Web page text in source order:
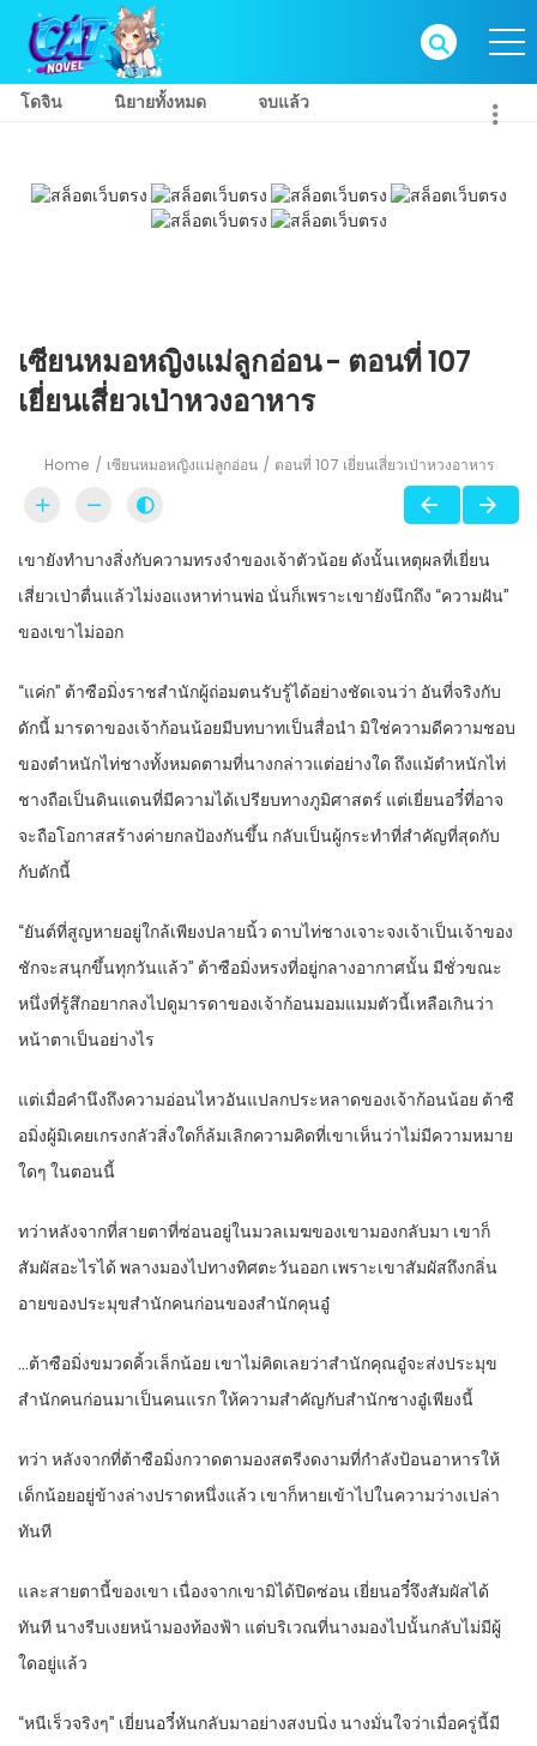
โดจิน นิยายทั้งหมด จบแล้ว
เซียนหมอหญิงแม่ลูกอ่อน - ตอนที่ 107
เยี่ยนเสี่ยวเป่าหวงอาหาร
Home เซียนหมอหญิงแม่ลูกอ่อน ตอนที่ 107 เยี่ยนเสี่ยวเป่าหวงอาหาร
เขายังทำบางสิ่งกับความทรงจำของเจ้าตัวน้อย ดังนั้นเหตุผลที่เยี่ยน
เสี่ยวเป่าตื่นแล้วไม่งอแงหาท่านพ่อ นั่นก็เพราะเขายังนึกถึง “ความฝัน”
ของเขาไม่ออก
“แค่ก” ต้าซือมิ่งราชสำนักผู้ถ่อมตนรับรู้ได้อย่างชัดเจนว่า อันที่จริงกับ
ดักนี้ มารดาของเจ้าก้อนน้อยมีบทบาทเป็นสื่อนำ มิใช่ความดีความชอบ
ของตำหนักไท่ชางทั้งหมดตามที่นางกล่าวแต่อย่างใด ถึงแม้ตำหนักไท่
ชางถือเป็นดินแดนที่มีความได้เปรียบทางภูมิศาสตร์ แต่เยี่ยนอวี๋ที่อาจ
จะถือโอกาสสร้างค่ายกลป้องกันขึ้น กลับเป็นผู้กระทำที่สำคัญที่สุดกับ
กับดักนี้
“ยันต์ที่สูญหายอยู่ใกล้เพียงปลายนิ้ว ดาบไท่ชางเจาะจงเจ้าเป็นเจ้าของ
ชักจะสนุกขึ้นทุกวันแล้ว” ต้าซือมิ่งหรงที่อยู่กลางอากาศนั้น มีชั่วขณะ
หนึ่งที่รู้สึกอยากลงไปดูมารดาของเจ้าก้อนมอมแมมตัวนี้เหลือเกินว่า
หน้าตาเป็นอย่างไร
แต่เมื่อคำนึงถึงความอ่อนไหวอันแปลกประหลาดของเจ้าก้อนน้อย ต้าซื
อมิ่งผู้มิเคยเกรงกลัวสิ่งใดก็ล้มเลิกความคิดที่เขาเห็นว่าไม่มีความหมาย
ใดๆ ในตอนนี้
ทว่าหลังจากที่สายตาที่ซ่อนอยู่ในมวลเมฆของเขามองกลับมา เขาก็
สัมผัสอะไรได้ พลางมองไปทางทิศตะวันออก เพราะเขาสัมผัสถึงกลิ่น
อายของประมุขสำนักคนก่อนของสำนักคุนอู๋
…ต้าซือมิ่งขมวดคิ้วเล็กน้อย เขาไม่คิดเลยว่าสำนักคุณอู๋จะส่งประมุข
สำนักคนก่อนมาเป็นคนแรก ให้ความสำคัญกับสำนักชางอู๋เพียงนี้
ทว่า หลังจากที่ต้าซือมิ่งกวาดตามองสตรีงดงามที่กำลังป้อนอาหารให้
เด็กน้อยอยู่ข้างล่างปราดหนึ่งแล้ว เขาก็หายเข้าไปในความว่างเปล่า
ทันที
และสายตานี้ของเขา เนื่องจากเขามิได้ปิดซ่อน เยี่ยนอวี๋จึงสัมผัสได้
ทันที นางรีบเงยหน้ามองท้องฟ้า แต่บริเวณที่นางมองไปนั้นกลับไม่มีผู้
ใดอยู่แล้ว
“หนีเร็วจริงๆ” เยี่ยนอวี๋หันกลับมาอย่างสงบนิ่ง นางมั่นใจว่าเมื่อครู่นี้มี